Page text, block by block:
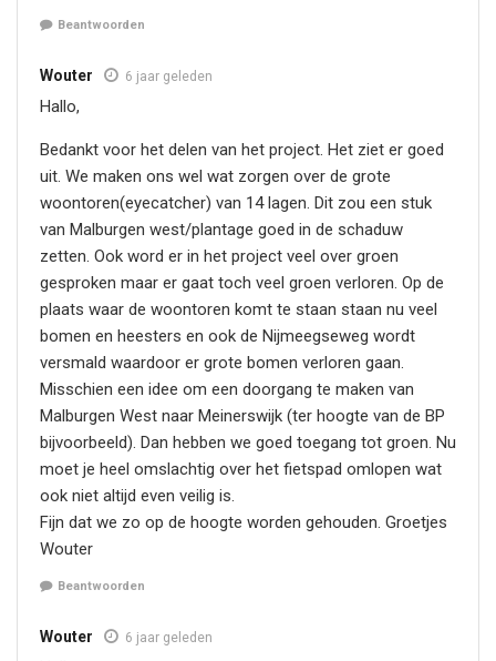
Beantwoorden
Wouter 6 jaar geleden
Hallo,
Bedankt voor het delen van het project. Het ziet er goed
uit. We maken ons wel wat zorgen over de grote
woontoren(eyecatcher) van 14 lagen. Dit zou een stuk
van Malburgen west/plantage goed in de schaduw
zetten. Ook word er in het project veel over groen
gesproken maar er gaat toch veel groen verloren. Op de
plaats waar de woontoren komt te staan staan nu veel
bomen en heesters en ook de Nijmeegseweg wordt
versmald waardoor er grote bomen verloren gaan.
Misschien een idee om een doorgang te maken van
Malburgen West naar Meinerswijk (ter hoogte van de BP
bijvoorbeeld). Dan hebben we goed toegang tot groen. Nu
moet je heel omslachtig over het fietspad omlopen wat
ook niet altijd even veilig is.
Fijn dat we zo op de hoogte worden gehouden. Groetjes
Wouter
Beantwoorden
Wouter 6 jaar geleden